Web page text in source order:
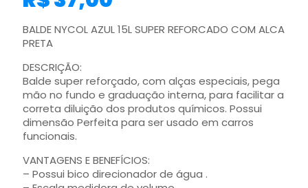
BALDE NYCOL AZUL 15L SUPER REFORCADO COM ALCA
PRETA
DESCRIÇÃO:
Balde super reforçado, com alças especiais, pega
mão no fundo e graduação interna, para facilitar a
correta diluição dos produtos químicos. Possui
dimensão Perfeita para ser usado em carros
funcionais.
VANTAGENS E BENEFÍCIOS:
– Possui bico direcionador de água .